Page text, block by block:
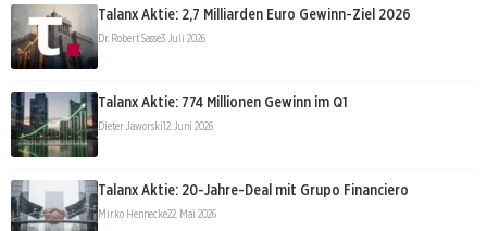
Talanx Aktie: 2,7 Milliarden Euro Gewinn-Ziel 2026
Dr. Robert Sasse3. Juli 2026
Talanx Aktie: 774 Millionen Gewinn im Q1
Dieter Jaworski12. Juni 2026
Talanx Aktie: 20-Jahre-Deal mit Grupo Financiero
Mirko Hennecke22. Mai 2026